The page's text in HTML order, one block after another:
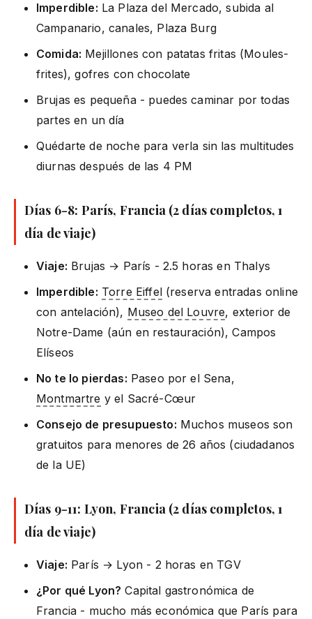
Imperdible: La Plaza del Mercado, subida al
Campanario, canales, Plaza Burg
Comida: Mejillones con patatas fritas (Moules-
frites), gofres con chocolate
Brujas es pequeña - puedes caminar por todas
partes en un día
Quédarte de noche para verla sin las multitudes
diurnas después de las 4 PM
Días 6-8: París, Francia (2 días completos, 1
día de viaje)
Viaje: Brujas → París - 2.5 horas en Thalys
Imperdible: Torre Eiffel(reserva entradas online
con antelación), Museo del Louvre, exterior de
Notre-Dame (aún en restauración), Campos
Elíseos
No te lo pierdas: Paseo por el Sena,
Montmartre y el Sacré-Cœur
Consejo de presupuesto: Muchos museos son
gratuitos para menores de 26 años (ciudadanos
de la UE)
Días 9-11: Lyon, Francia (2 días completos, 1
día de viaje)
Viaje: París → Lyon - 2 horas en TGV
¿Por qué Lyon? Capital gastronómica de
Francia - mucho más económica que París para